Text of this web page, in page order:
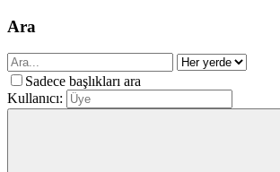
Ara
Sadece başlıkları ara
Kullanıcı: